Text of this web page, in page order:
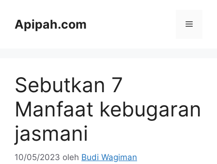
Apipah.com Menu
Sebutkan 7
Manfaat kebugaran
jasmani
10/05/2023 oleh Budi Wagiman